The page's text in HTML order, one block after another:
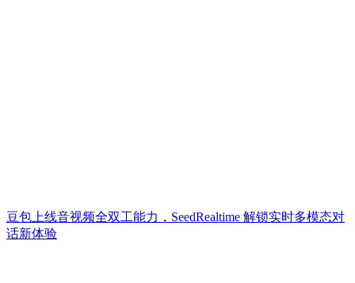
豆包上线音视频全双工能力，SeedRealtime 解锁实时多模态对
话新体验